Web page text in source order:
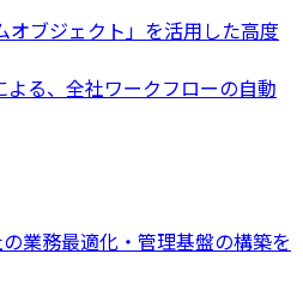
オブジェクト」を活用した高度
る、全社ワークフローの自動
業務最適化・管理基盤の構築を